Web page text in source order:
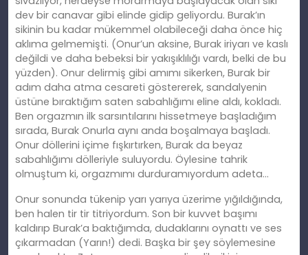
dev bir canavar gibi elinde gidip geliyordu. Burak’ın
sikinin bu kadar mükemmel olabileceği daha önce hiç
aklıma gelmemişti. (Onur’un aksine, Burak iriyarı ve kaslı
değildi ve daha bebeksi bir yakışıklılığı vardı, belki de bu
yüzden). Onur delirmiş gibi amımı sikerken, Burak bir
adım daha atma cesareti göstererek, sandalyenin
üstüne bıraktığım saten sabahlığımı eline aldı, kokladı.
Ben orgazmın ilk sarsıntılarını hissetmeye başladığım
sırada, Burak Onurla aynı anda boşalmaya başladı.
Onur döllerini içime fışkırtırken, Burak da beyaz
sabahlığımı dölleriyle suluyordu. Öylesine tahrik
olmuştum ki, orgazmımı durduramıyordum adeta…
Onur sonunda tükenip yarı yarıya üzerime yığıldığında,
ben halen tir tir titriyordum. Son bir kuvvet başımı
kaldırıp Burak’a baktığımda, dudaklarını oynattı ve ses
çıkarmadan (Yarın!) dedi. Başka bir şey söylemesine